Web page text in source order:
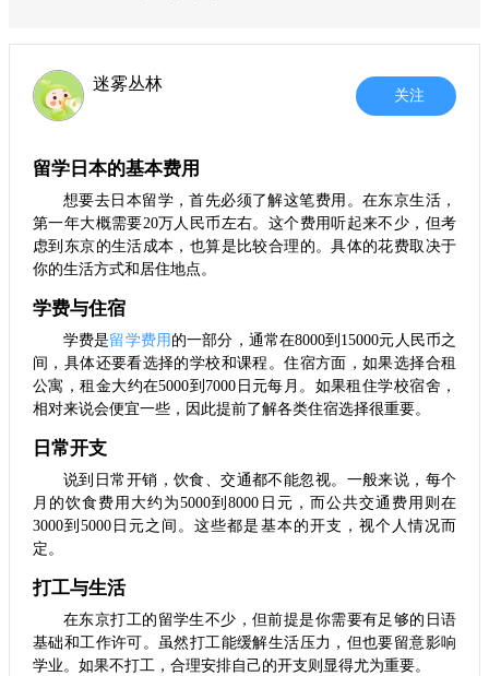
迷雾丛林
关注
留学日本的基本费用
想要去日本留学，首先必须了解这笔费用。在东京生活，
第一年大概需要20万人民币左右。这个费用听起来不少，但考
虑到东京的生活成本，也算是比较合理的。具体的花费取决于
你的生活方式和居住地点。
学费与住宿
学费是留学费用 的一部分，通常在8000到15000元人民币之
间，具体还要看选择的学校和课程。住宿方面，如果选择合租
公寓，租金大约在5000到7000日元每月。如果租住学校宿舍，
相对来说会便宜一些，因此提前了解各类住宿选择很重要。
日常开支
说到日常开销，饮食、交通都不能忽视。一般来说，每个
月的饮食费用大约为5000到8000日元，而公共交通费用则在
3000到5000日元之间。这些都是基本的开支，视个人情况而
定。
打工与生活
在东京打工的留学生不少，但前提是你需要有足够的日语
基础和工作许可。虽然打工能缓解生活压力，但也要留意影响
学业。如果不打工，合理安排自己的开支则显得尤为重要。